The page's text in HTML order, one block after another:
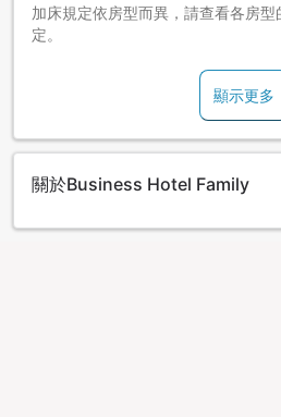
加床規定依房型而異，請查看各房
定。
顯示更多
關於Business Hotel Family